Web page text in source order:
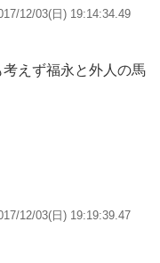
12/03(日) 19:14:34.49
えず福永と外人の馬
12/03(日) 19:19:39.47